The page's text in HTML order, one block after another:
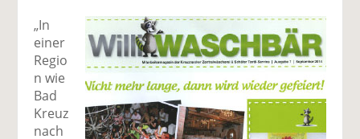
„In
einer
Regio
n wie
Bad
Kreuz
nach